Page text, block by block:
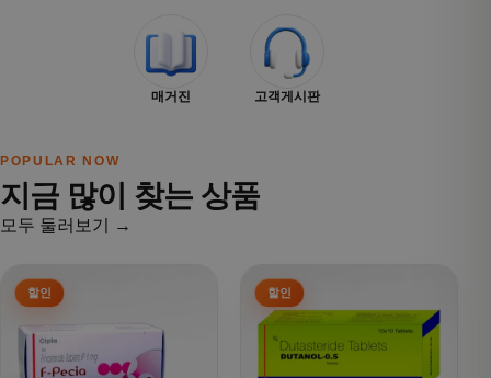
매거진 고객게시판
POPULAR NOW
지금 많이 찾는 상품
모두 둘러보기 →
여러 상품 옵션이 이 상품에 있습니다. 상품 페이지에서 옵션
여러 상품 옵션이 이 상품에